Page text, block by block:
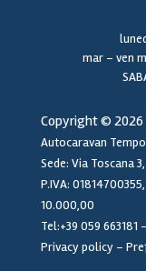
mar – ven
Copyright © 2026
Autocaravan
Sede: Via Toscana
P.IVA:
10.000,00
Tel:+39 059 663181 –
Privacy policy–